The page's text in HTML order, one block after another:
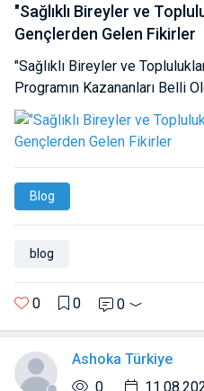
"Sağlıklı Bireyler ve
Gençlerden Gelen Fikirler
"Sağlıklı Bireyler ve
Programın Kazananları Belli
Blog
blog
0 0 0
Ashoka Türkiye
0